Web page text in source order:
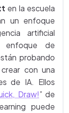
en la escuela
un enfoque
artificial
enfoque de
probando
con una
de IA. Ellos
Draw!” de
puede